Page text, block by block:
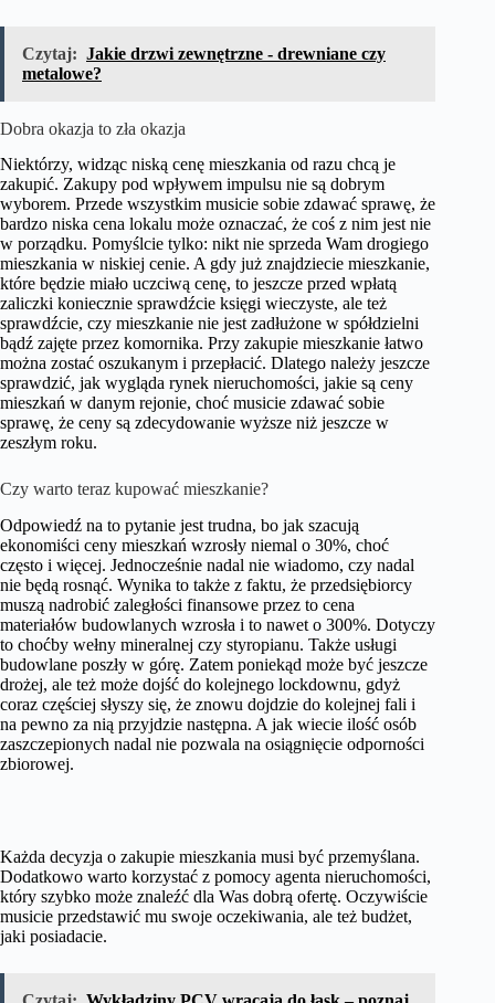
Czytaj: Jakie drzwi zewnętrzne - drewniane czy
metalowe?
Dobra okazja to zła okazja
Niektórzy, widząc niską cenę mieszkania od razu chcą je
zakupić. Zakupy pod wpływem impulsu nie są dobrym
wyborem. Przede wszystkim musicie sobie zdawać sprawę, że
bardzo niska cena lokalu może oznaczać, że coś z nim jest nie
w porządku. Pomyślcie tylko: nikt nie sprzeda Wam drogiego
mieszkania w niskiej cenie. A gdy już znajdziecie mieszkanie,
które będzie miało uczciwą cenę, to jeszcze przed wpłatą
zaliczki koniecznie sprawdźcie księgi wieczyste, ale też
sprawdźcie, czy mieszkanie nie jest zadłużone w spółdzielni
bądź zajęte przez komornika. Przy zakupie mieszkanie łatwo
można zostać oszukanym i przepłacić. Dlatego należy jeszcze
sprawdzić, jak wygląda rynek nieruchomości, jakie są ceny
mieszkań w danym rejonie, choć musicie zdawać sobie
sprawę, że ceny są zdecydowanie wyższe niż jeszcze w
zeszłym roku.
Czy warto teraz kupować mieszkanie?
Odpowiedź na to pytanie jest trudna, bo jak szacują
ekonomiści ceny mieszkań wzrosły niemal o 30%, choć
często i więcej. Jednocześnie nadal nie wiadomo, czy nadal
nie będą rosnąć. Wynika to także z faktu, że przedsiębiorcy
muszą nadrobić zaległości finansowe przez to cena
materiałów budowlanych wzrosła i to nawet o 300%. Dotyczy
to choćby wełny mineralnej czy styropianu. Także usługi
budowlane poszły w górę. Zatem poniekąd może być jeszcze
drożej, ale też może dojść do kolejnego lockdownu, gdyż
coraz częściej słyszy się, że znowu dojdzie do kolejnej fali i
na pewno za nią przyjdzie następna. A jak wiecie ilość osób
zaszczepionych nadal nie pozwala na osiągnięcie odporności
zbiorowej.
Każda decyzja o zakupie mieszkania musi być przemyślana.
Dodatkowo warto korzystać z pomocy agenta nieruchomości,
który szybko może znaleźć dla Was dobrą ofertę. Oczywiście
musicie przedstawić mu swoje oczekiwania, ale też budżet,
jaki posiadacie.